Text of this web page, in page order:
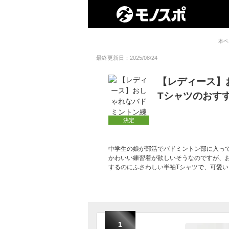
本
最終更新日：2025/08/24
決定
【レディース
Tシャツのおす
中学生の娘が部活でバドミントン部に入っ
かわいい練習着が欲しいそうなのですが、
するのにふさわしい半袖Tシャツで、可愛
1